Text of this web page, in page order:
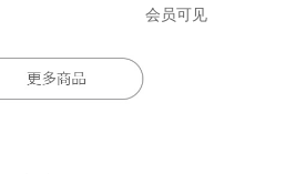
会员可见